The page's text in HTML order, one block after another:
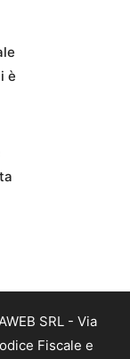
è
SRL - Via
Fiscale e